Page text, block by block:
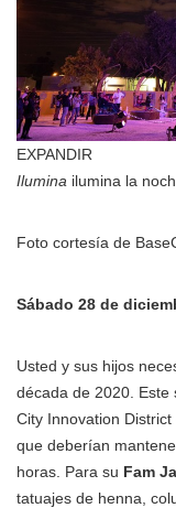
EXPANDIR
Ilumina ilumina la
Foto cortesía de
Sábado 28 de
Usted y sus hijos
década de 2020. Este
City Innovation
que deberían
horas. Para su Fam
tatuajes de henna,